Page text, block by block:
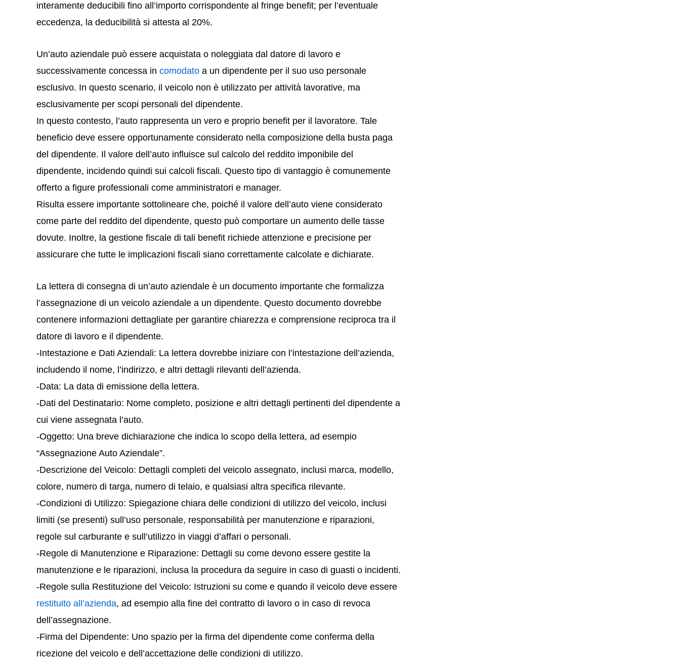
interamente deducibili fino all’importo corrispondente al fringe benefit; per l’eventuale
eccedenza, la deducibilità si attesta al 20%.
Un’auto aziendale può essere acquistata o noleggiata dal datore di lavoro e
successivamente concessa in comodato a un dipendente per il suo uso personale
esclusivo. In questo scenario, il veicolo non è utilizzato per attività lavorative, ma
esclusivamente per scopi personali del dipendente.
In questo contesto, l’auto rappresenta un vero e proprio benefit per il lavoratore. Tale
beneficio deve essere opportunamente considerato nella composizione della busta paga
del dipendente. Il valore dell’auto influisce sul calcolo del reddito imponibile del
dipendente, incidendo quindi sui calcoli fiscali. Questo tipo di vantaggio è comunemente
offerto a figure professionali come amministratori e manager.
Risulta essere importante sottolineare che, poiché il valore dell’auto viene considerato
come parte del reddito del dipendente, questo può comportare un aumento delle tasse
dovute. Inoltre, la gestione fiscale di tali benefit richiede attenzione e precisione per
assicurare che tutte le implicazioni fiscali siano correttamente calcolate e dichiarate.
La lettera di consegna di un’auto aziendale è un documento importante che formalizza
l’assegnazione di un veicolo aziendale a un dipendente. Questo documento dovrebbe
contenere informazioni dettagliate per garantire chiarezza e comprensione reciproca tra il
datore di lavoro e il dipendente.
-Intestazione e Dati Aziendali: La lettera dovrebbe iniziare con l’intestazione dell’azienda,
includendo il nome, l’indirizzo, e altri dettagli rilevanti dell’azienda.
-Data: La data di emissione della lettera.
-Dati del Destinatario: Nome completo, posizione e altri dettagli pertinenti del dipendente a
cui viene assegnata l’auto.
-Oggetto: Una breve dichiarazione che indica lo scopo della lettera, ad esempio
“Assegnazione Auto Aziendale”.
-Descrizione del Veicolo: Dettagli completi del veicolo assegnato, inclusi marca, modello,
colore, numero di targa, numero di telaio, e qualsiasi altra specifica rilevante.
-Condizioni di Utilizzo: Spiegazione chiara delle condizioni di utilizzo del veicolo, inclusi
limiti (se presenti) sull’uso personale, responsabilità per manutenzione e riparazioni,
regole sul carburante e sull’utilizzo in viaggi d’affari o personali.
-Regole di Manutenzione e Riparazione: Dettagli su come devono essere gestite la
manutenzione e le riparazioni, inclusa la procedura da seguire in caso di guasti o incidenti.
-Regole sulla Restituzione del Veicolo: Istruzioni su come e quando il veicolo deve essere
restituito all’azienda, ad esempio alla fine del contratto di lavoro o in caso di revoca
dell’assegnazione.
-Firma del Dipendente: Uno spazio per la firma del dipendente come conferma della
ricezione del veicolo e dell’accettazione delle condizioni di utilizzo.